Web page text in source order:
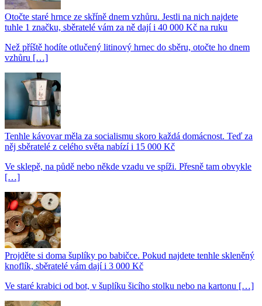
Otočte staré hrnce ze skříně dnem vzhůru. Jestli na nich najdete
tuhle 1 značku, sběratelé vám za ně dají i 40 000 Kč na ruku
Než příště hodíte otlučený litinový hrnec do sběru, otočte ho dnem
vzhůru […]
Tenhle kávovar měla za socialismu skoro každá domácnost. Teď za
něj sběratelé z celého světa nabízí i 15 000 Kč
Ve sklepě, na půdě nebo někde vzadu ve spíži. Přesně tam obvykle
[…]
Projděte si doma šuplíky po babičce. Pokud najdete tenhle skleněný
knoflík, sběratelé vám dají i 3 000 Kč
Ve staré krabici od bot, v šuplíku šicího stolku nebo na kartonu […]